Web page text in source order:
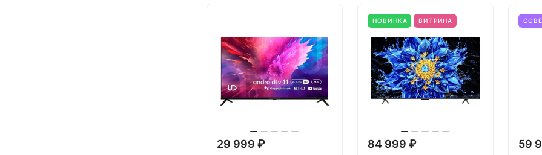
29 999 ₽
НОВИНКА ВИТРИНА
84 999 ₽ 59